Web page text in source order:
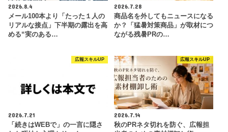
2026.8.4
メール100本より「たった１人の
リアルな接点」下半期の露出を高
める“実のある…
2026.7.28
商品名を外してもニュースになる
か？「猛暑対策商品」が取材につ
ながる残暑PRの…
広報スキルUP
2026.7.21
「続きはWEBで」の一言に隠さ
広報スキルUP
2026.7.14
秋のPRネタ切れを防ぐ、広報担